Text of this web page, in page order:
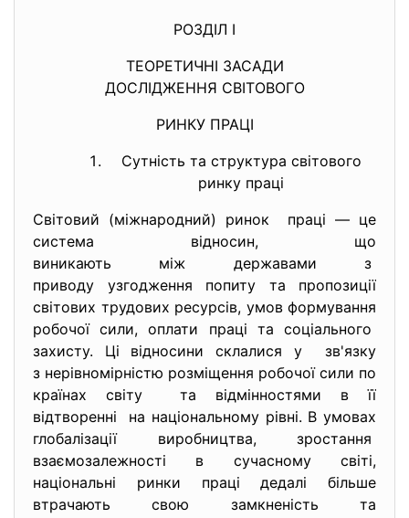
РОЗДІЛ І
ТЕОРЕТИЧНІ ЗАСАДИ
ДОСЛІДЖЕННЯ СВІТОВОГО
РИНКУ ПРАЦІ
Сутність та структура світового
ринку праці
Світовий (міжнародний) ринок праці — це
система відносин, що
виникають між державами з
приводу узгодження попиту та пропозиції
світових трудових ресурсів, умов формування
робочої сили, оплати праці та соціального
захисту. Ці відносини склалися у зв'язку
з нерівномірністю розміщення робочої сили по
країнах світу та відмінностями в її
відтворенні на національному рівні. В умовах
глобалізації виробництва, зростання
взаємозалежності в сучасному світі,
національні ринки праці дедалі більше
втрачають свою замкненість та